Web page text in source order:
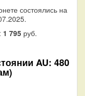
состоялись на
1 795руб.
AU: 480